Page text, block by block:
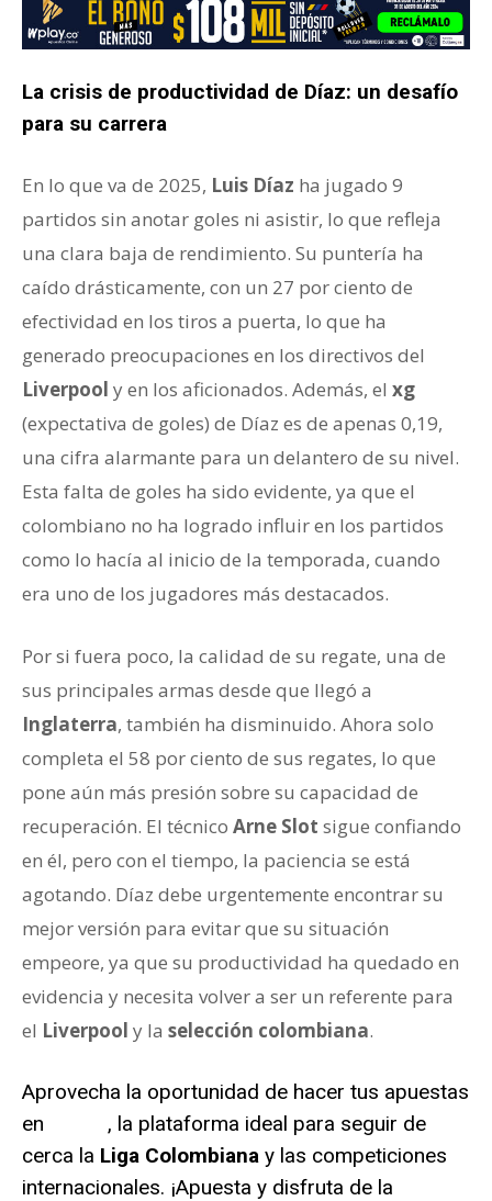
La crisis de productividad de Díaz: un desafío
para su carrera
En lo que va de 2025, Luis Díaz ha jugado 9
partidos sin anotar goles ni asistir, lo que refleja
una clara baja de rendimiento. Su puntería ha
caído drásticamente, con un 27 por ciento de
efectividad en los tiros a puerta, lo que ha
generado preocupaciones en los directivos del
Liverpool y en los aficionados. Además, el xg
(expectativa de goles) de Díaz es de apenas 0,19,
una cifra alarmante para un delantero de su nivel.
Esta falta de goles ha sido evidente, ya que el
colombiano no ha logrado influir en los partidos
como lo hacía al inicio de la temporada, cuando
era uno de los jugadores más destacados.
Por si fuera poco, la calidad de su regate, una de
sus principales armas desde que llegó a
Inglaterra, también ha disminuido. Ahora solo
completa el 58 por ciento de sus regates, lo que
pone aún más presión sobre su capacidad de
recuperación. El técnico Arne Slot sigue confiando
en él, pero con el tiempo, la paciencia se está
agotando. Díaz debe urgentemente encontrar su
mejor versión para evitar que su situación
empeore, ya que su productividad ha quedado en
evidencia y necesita volver a ser un referente para
el Liverpool y la selección colombiana.
Aprovecha la oportunidad de hacer tus apuestas
en
, la plataforma ideal para seguir de
cerca la Liga Colombiana y las competiciones
internacionales. ¡Apuesta y disfruta de la